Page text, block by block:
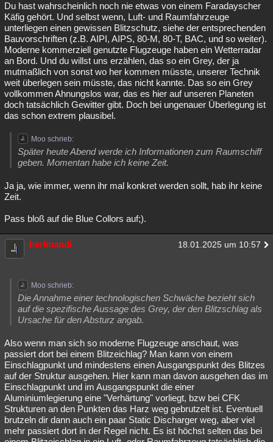
Du hast wahrscheinlich noch nie etwas von einem Faradayscher
Käfig gehört. Und selbst wenn, Luft- und Raumfahrzeuge
unterliegen einen gewissen Blitzschutz, siehe der entsprechenden
Bauvorschriften (z.B. AIPI, AIPS, 80-M, 80-T, BAC, und so weiter).
Moderne kommerziell genutzte Flugzeuge haben ein Wetterradar
an Bord. Und du willst uns erzählen, das so ein Grey, der ja
mutmaßlich von sonst wo her kommen müsste, unserer Technik
weit überlegen sein müsste, das nicht kannte. Das so ein Grey
vollkommen Ahnungslos war, das es hier auf unseren Planeten
doch tatsächlich Gewitter gibt. Doch bei ungenauer Überlegung ist
das schon extrem plausibel.
Moo schrieb:
Später heute Abend werde ich Informationen zum Raumschiff
geben. Momentan habe ich keine Zeit.
Ja ja, wie immer, wenn ihr mal konkret werden sollt, hab ihr keine
Zeit.
Pass bloß auf die Blue Collors auf;).
berlinandi 18.01.2025 um 10:57
Moo schrieb:
Die Annahme einer technologischen Schwäche bezieht sich
auf die spezifische Aussage des Grey, der den Blitzschlag als
Ursache für den Absturz angab.
Also wenn man sich so moderne Flugzeuge anschaut, was
passiert dort bei einem Blitzeichlag? Man kann von einem
Einschlagpunkt und mindestens einen Ausgangspunkt des Blitzes
auf der Struktur ausgehen. Hier kann man davon ausgehen das im
Einschlagpunkt und im Ausgangspunkt die einer
Aluminiumlegierung eine "Verhärtung" vorliegt, bzw bei CFK
Strukturen an den Punkten das Harz weg gebrutzelt ist. Eventuell
brutzeln dir dann auch ein paar Static Discharger weg, aber viel
mehr passiert dort in der Regel nicht. Es ist höchst selten das bei